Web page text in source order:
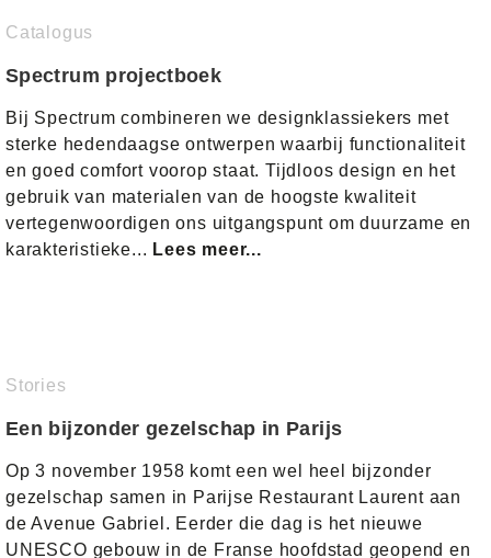
Catalogus
Spectrum projectboek
Bij Spectrum combineren we designklassiekers met
sterke hedendaagse ontwerpen waarbij functionaliteit
en goed comfort voorop staat. Tijdloos design en het
gebruik van materialen van de hoogste kwaliteit
vertegenwoordigen ons uitgangspunt om duurzame en
karakteristieke... Lees meer...
Stories
Een bijzonder gezelschap in Parijs
Op 3 november 1958 komt een wel heel bijzonder
gezelschap samen in Parijse Restaurant Laurent aan
de Avenue Gabriel. Eerder die dag is het nieuwe
UNESCO gebouw in de Franse hoofdstad geopend en